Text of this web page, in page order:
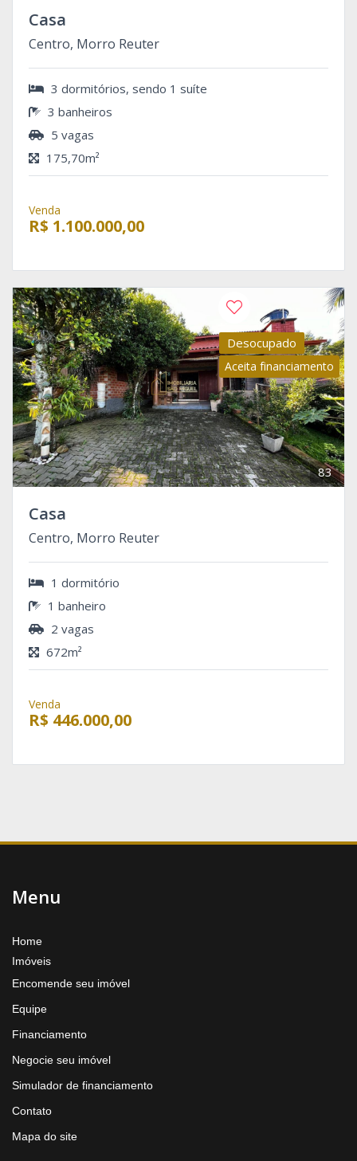
Casa
Centro, Morro Reuter
3 dormitórios, sendo 1 suíte
3 banheiros
5 vagas
175,70m²
Venda
R$ 1.100.000,00
Desocupado
Aceita financiamento
83
Casa
Centro, Morro Reuter
1 dormitório
1 banheiro
2 vagas
672m²
Venda
R$ 446.000,00
Menu
Home
Imóveis
Encomende seu imóvel
Equipe
Financiamento
Negocie seu imóvel
Simulador de financiamento
Contato
Mapa do site